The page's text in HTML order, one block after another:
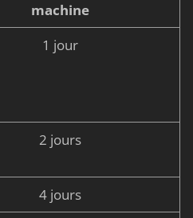
machine
1 jour
2 jours
4 jours